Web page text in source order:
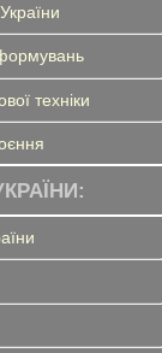
техніки